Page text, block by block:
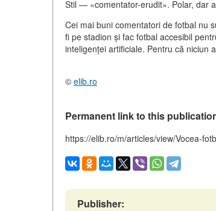
Stil — «comentator-erudit». Polar, dar
Cei mai buni comentatori de fotbal nu
fi pe stadion și fac fotbal accesibil
inteligenței artificiale. Pentru că
© elib.ro
Permanent link to this
https://elib.ro/m/articles/view/Vocea-
Publisher: